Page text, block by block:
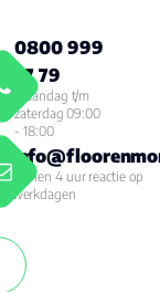
0800 999
77 79
Maandag t/m
zaterdag 09:00
- 18:00
Binnen 4 uur reactie op
werkdagen